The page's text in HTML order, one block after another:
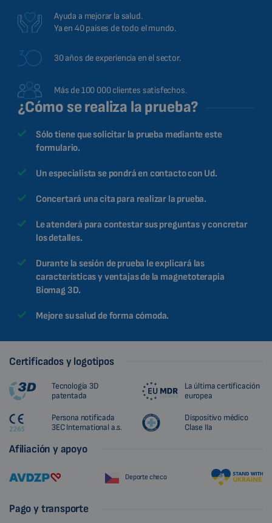
Ayuda a mejorar la salud.
Ya en 40 países de todo el mundo.
30 años de experiencia en el sector.
Más de 100 000 clientes satisfechos.
¿Cómo se realiza la prueba?
Sólo tiene que solicitar la prueba mediante este
formulario.
Un especialista se pondrá en contacto con Ud.
Concertará una cita para realizar la prueba.
Le atenderá para contestar sus preguntas y concretar
los detalles.
Durante la sesión de prueba le explicará las
características y ventajas de la magnetoterapia
Biomag 3D.
Mejore su salud de forma cómoda.
Certificados y logotipos
Tecnología 3D
patentada
La última certificación
europea
Persona notificada
3EC International a.s.
Dispositivo médico
Clase IIa
Afiliación y apoyo
Deporte checo
Pago y transporte